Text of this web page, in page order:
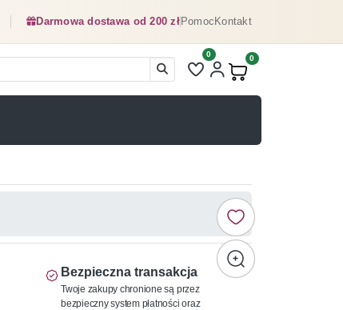
Darmowa dostawa od 200 złPomocKontakt
Liczba pozycji na liście
0
Produkty w koszyku:
0
Bezpieczna transakcja
Twoje zakupy chronione są przez
bezpieczny system płatności oraz